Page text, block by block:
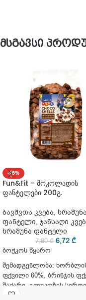
მსგავსი
-15%
Fun&Fit – შოკოლადის
ფანტელები 200გ.
ბავშვთა კვება, ხრაშუნა
ფანტელი, ჯანსაღი
ხრაშუნა ფანტელი
7,90₾ 6,72 ₾
ბოჭკოს წყარო
შემადგენლობა:
ფქვილი 60%, ბრინჯის
შაქარი, გლუკოზის
კაკაოს ფხვნილი 3,6%,